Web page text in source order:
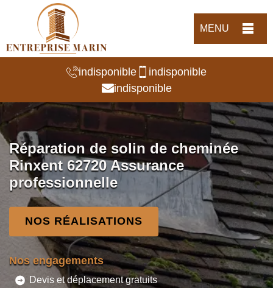
MENU
indisponible
indisponible
indisponible
Réparation de solin de cheminée
Rinxent 62720 Assurance
professionnelle
NOS RÉALISATIONS
Nos engagements
Devis et déplacement gratuits